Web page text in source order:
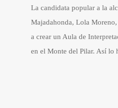
La candidata popular a la
Majadahonda, Lola
a crear un Aula de
en el Monte del Pilar. Así lo